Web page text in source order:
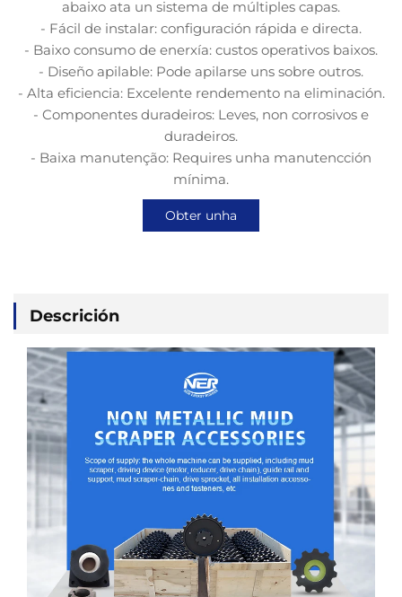
abaixo ata un sistema de múltiples capas.
- Fácil de instalar: configuración rápida e directa.
- Baixo consumo de enerxía: custos operativos baixos.
- Diseño apilable: Pode apilarse uns sobre outros.
- Alta eficiencia: Excelente rendemento na eliminación.
- Componentes duradeiros: Leves, non corrosivos e
duradeiros.
- Baixa manutenção: Requires unha manutencción
mínima.
Obter unha
Descrición